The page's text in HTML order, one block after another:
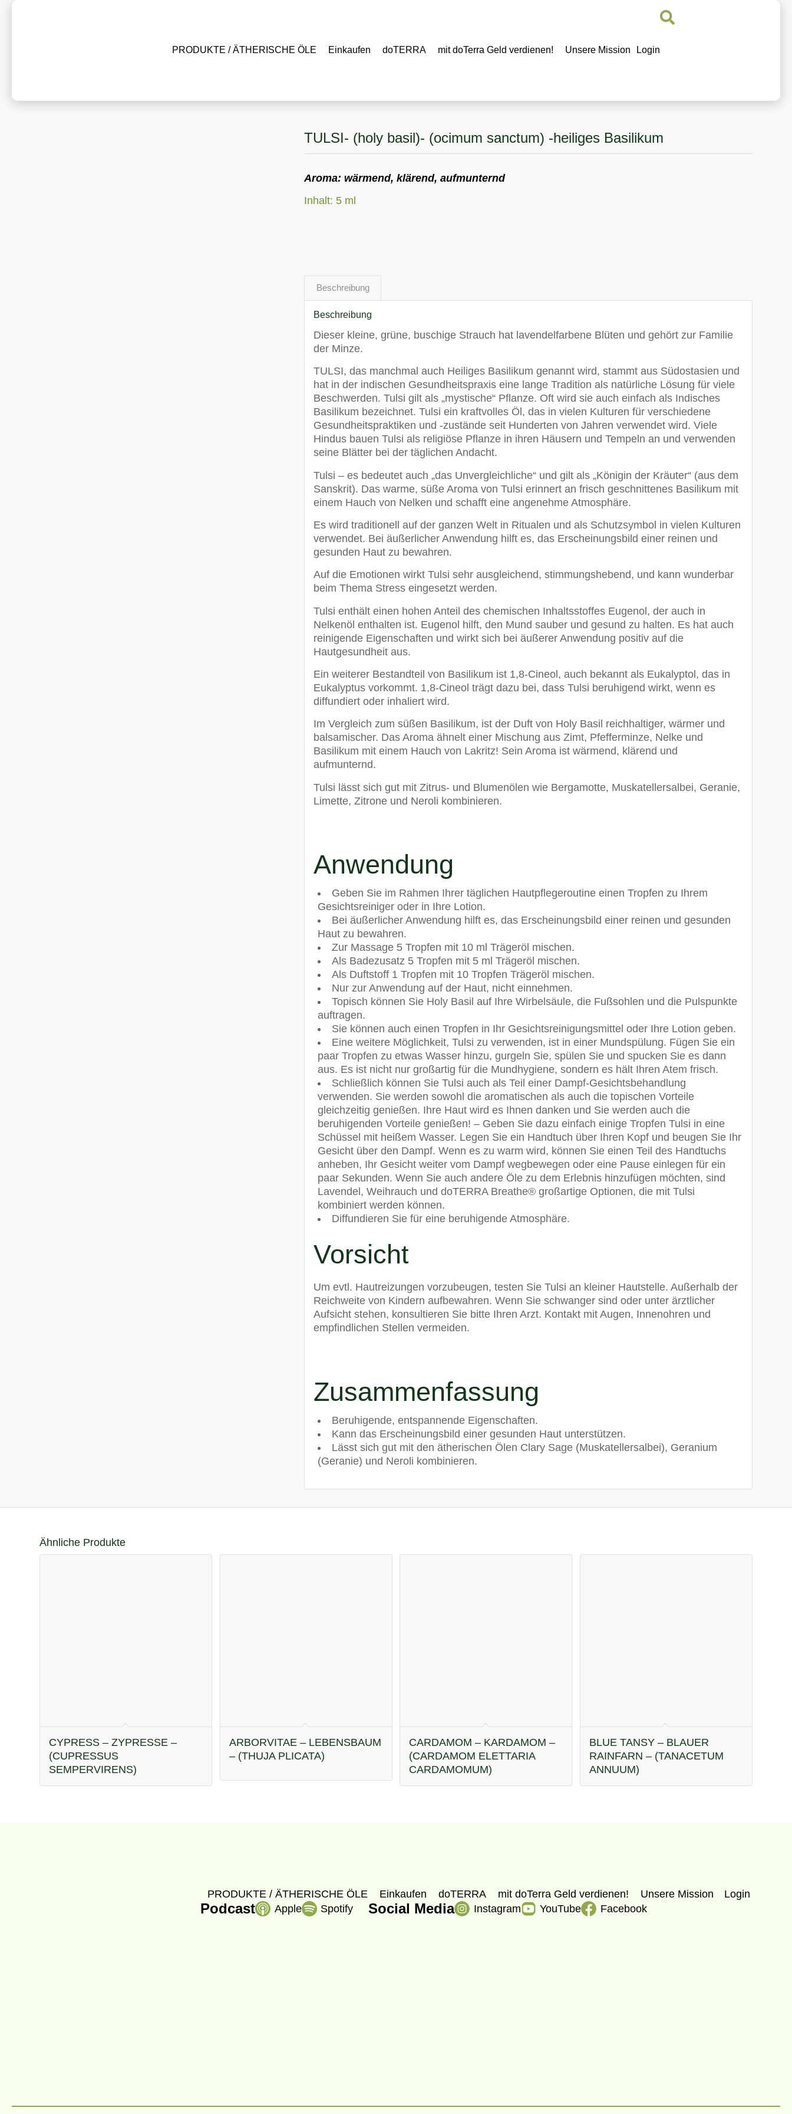
PRODUKTE / ÄTHERISCHE ÖLE Einkaufen doTERRA mit doTerra Geld verdienen! Unsere Mission Login
TULSI- (holy basil)- (ocimum sanctum) -heiliges Basilikum
Aroma: wärmend, klärend, aufmunternd
Inhalt: 5 ml
Beschreibung
Beschreibung
Dieser kleine, grüne, buschige Strauch hat lavendelfarbene Blüten und gehört zur Familie
der Minze.
TULSI, das manchmal auch Heiliges Basilikum genannt wird, stammt aus Südostasien und
hat in der indischen Gesundheitspraxis eine lange Tradition als natürliche Lösung für viele
Beschwerden. Tulsi gilt als „mystische“ Pflanze. Oft wird sie auch einfach als Indisches
Basilikum bezeichnet. Tulsi ein kraftvolles Öl, das in vielen Kulturen für verschiedene
Gesundheitspraktiken und -zustände seit Hunderten von Jahren verwendet wird. Viele
Hindus bauen Tulsi als religiöse Pflanze in ihren Häusern und Tempeln an und verwenden
seine Blätter bei der täglichen Andacht.
Tulsi – es bedeutet auch „das Unvergleichliche“ und gilt als „Königin der Kräuter“ (aus dem
Sanskrit). Das warme, süße Aroma von Tulsi erinnert an frisch geschnittenes Basilikum mit
einem Hauch von Nelken und schafft eine angenehme Atmosphäre.
Es wird traditionell auf der ganzen Welt in Ritualen und als Schutzsymbol in vielen Kulturen
verwendet. Bei äußerlicher Anwendung hilft es, das Erscheinungsbild einer reinen und
gesunden Haut zu bewahren.
Auf die Emotionen wirkt Tulsi sehr ausgleichend, stimmungshebend, und kann wunderbar
beim Thema Stress eingesetzt werden.
Tulsi enthält einen hohen Anteil des chemischen Inhaltsstoffes Eugenol, der auch in
Nelkenöl enthalten ist. Eugenol hilft, den Mund sauber und gesund zu halten. Es hat auch
reinigende Eigenschaften und wirkt sich bei äußerer Anwendung positiv auf die
Hautgesundheit aus.
Ein weiterer Bestandteil von Basilikum ist 1,8-Cineol, auch bekannt als Eukalyptol, das in
Eukalyptus vorkommt. 1,8-Cineol trägt dazu bei, dass Tulsi beruhigend wirkt, wenn es
diffundiert oder inhaliert wird.
Im Vergleich zum süßen Basilikum, ist der Duft von Holy Basil reichhaltiger, wärmer und
balsamischer. Das Aroma ähnelt einer Mischung aus Zimt, Pfefferminze, Nelke und
Basilikum mit einem Hauch von Lakritz! Sein Aroma ist wärmend, klärend und
aufmunternd.
Tulsi lässt sich gut mit Zitrus- und Blumenölen wie Bergamotte, Muskatellersalbei, Geranie,
Limette, Zitrone und Neroli kombinieren.
Anwendung
Geben Sie im Rahmen Ihrer täglichen Hautpflegeroutine einen Tropfen zu Ihrem
Gesichtsreiniger oder in Ihre Lotion.
Bei äußerlicher Anwendung hilft es, das Erscheinungsbild einer reinen und gesunden
Haut zu bewahren.
Zur Massage 5 Tropfen mit 10 ml Trägeröl mischen.
Als Badezusatz 5 Tropfen mit 5 ml Trägeröl mischen.
Als Duftstoff 1 Tropfen mit 10 Tropfen Trägeröl mischen.
Nur zur Anwendung auf der Haut, nicht einnehmen.
Topisch können Sie Holy Basil auf Ihre Wirbelsäule, die Fußsohlen und die Pulspunkte
auftragen.
Sie können auch einen Tropfen in Ihr Gesichtsreinigungsmittel oder Ihre Lotion geben.
Eine weitere Möglichkeit, Tulsi zu verwenden, ist in einer Mundspülung. Fügen Sie ein
paar Tropfen zu etwas Wasser hinzu, gurgeln Sie, spülen Sie und spucken Sie es dann
aus. Es ist nicht nur großartig für die Mundhygiene, sondern es hält Ihren Atem frisch.
Schließlich können Sie Tulsi auch als Teil einer Dampf-Gesichtsbehandlung
verwenden. Sie werden sowohl die aromatischen als auch die topischen Vorteile
gleichzeitig genießen. Ihre Haut wird es Ihnen danken und Sie werden auch die
beruhigenden Vorteile genießen! – Geben Sie dazu einfach einige Tropfen Tulsi in eine
Schüssel mit heißem Wasser. Legen Sie ein Handtuch über Ihren Kopf und beugen Sie Ihr
Gesicht über den Dampf. Wenn es zu warm wird, können Sie einen Teil des Handtuchs
anheben, Ihr Gesicht weiter vom Dampf wegbewegen oder eine Pause einlegen für ein
paar Sekunden. Wenn Sie auch andere Öle zu dem Erlebnis hinzufügen möchten, sind
Lavendel, Weihrauch und doTERRA Breathe® großartige Optionen, die mit Tulsi
kombiniert werden können.
Diffundieren Sie für eine beruhigende Atmosphäre.
Vorsicht
Um evtl. Hautreizungen vorzubeugen, testen Sie Tulsi an kleiner Hautstelle. Außerhalb der
Reichweite von Kindern aufbewahren. Wenn Sie schwanger sind oder unter ärztlicher
Aufsicht stehen, konsultieren Sie bitte Ihren Arzt. Kontakt mit Augen, Innenohren und
empfindlichen Stellen vermeiden.
Zusammenfassung
Beruhigende, entspannende Eigenschaften.
Kann das Erscheinungsbild einer gesunden Haut unterstützen.
Lässt sich gut mit den ätherischen Ölen Clary Sage (Muskatellersalbei), Geranium
(Geranie) und Neroli kombinieren.
Ähnliche Produkte
CYPRESS – ZYPRESSE –
(CUPRESSUS
SEMPERVIRENS)
ARBORVITAE – LEBENSBAUM
– (THUJA PLICATA)
CARDAMOM – KARDAMOM –
(CARDAMOM ELETTARIA
CARDAMOMUM)
BLUE TANSY – BLAUER
RAINFARN – (TANACETUM
ANNUUM)
PRODUKTE / ÄTHERISCHE ÖLE Einkaufen doTERRA mit doTerra Geld verdienen! Unsere Mission Login
Podcast Apple Spotify Social Media Instagram YouTube Facebook